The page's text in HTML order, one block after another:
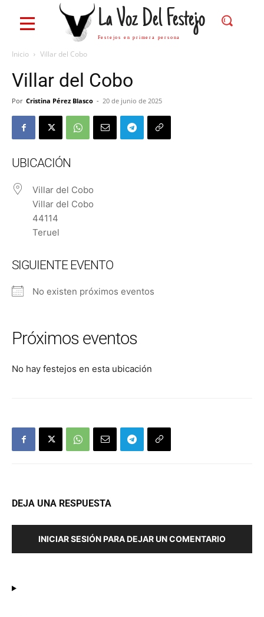
La Voz Del Festejo
Festejos en primera persona
Inicio Villar del Cobo
Villar del Cobo
Por Cristina Pérez Blasco - 20 de junio de 2025
UBICACIÓN
Villar del Cobo
Villar del Cobo
44114
Teruel
SIGUIENTE EVENTO
No existen próximos eventos
Próximos eventos
No hay festejos en esta ubicación
DEJA UNA RESPUESTA
INICIAR SESIÓN PARA DEJAR UN COMENTARIO